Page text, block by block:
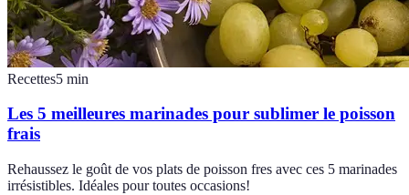
Recettes5 min
Les 5 meilleures marinades pour sublimer le poisson
frais
Rehaussez le goût de vos plats de poisson fres avec ces 5 marinades
irrésistibles. Idéales pour toutes occasions!